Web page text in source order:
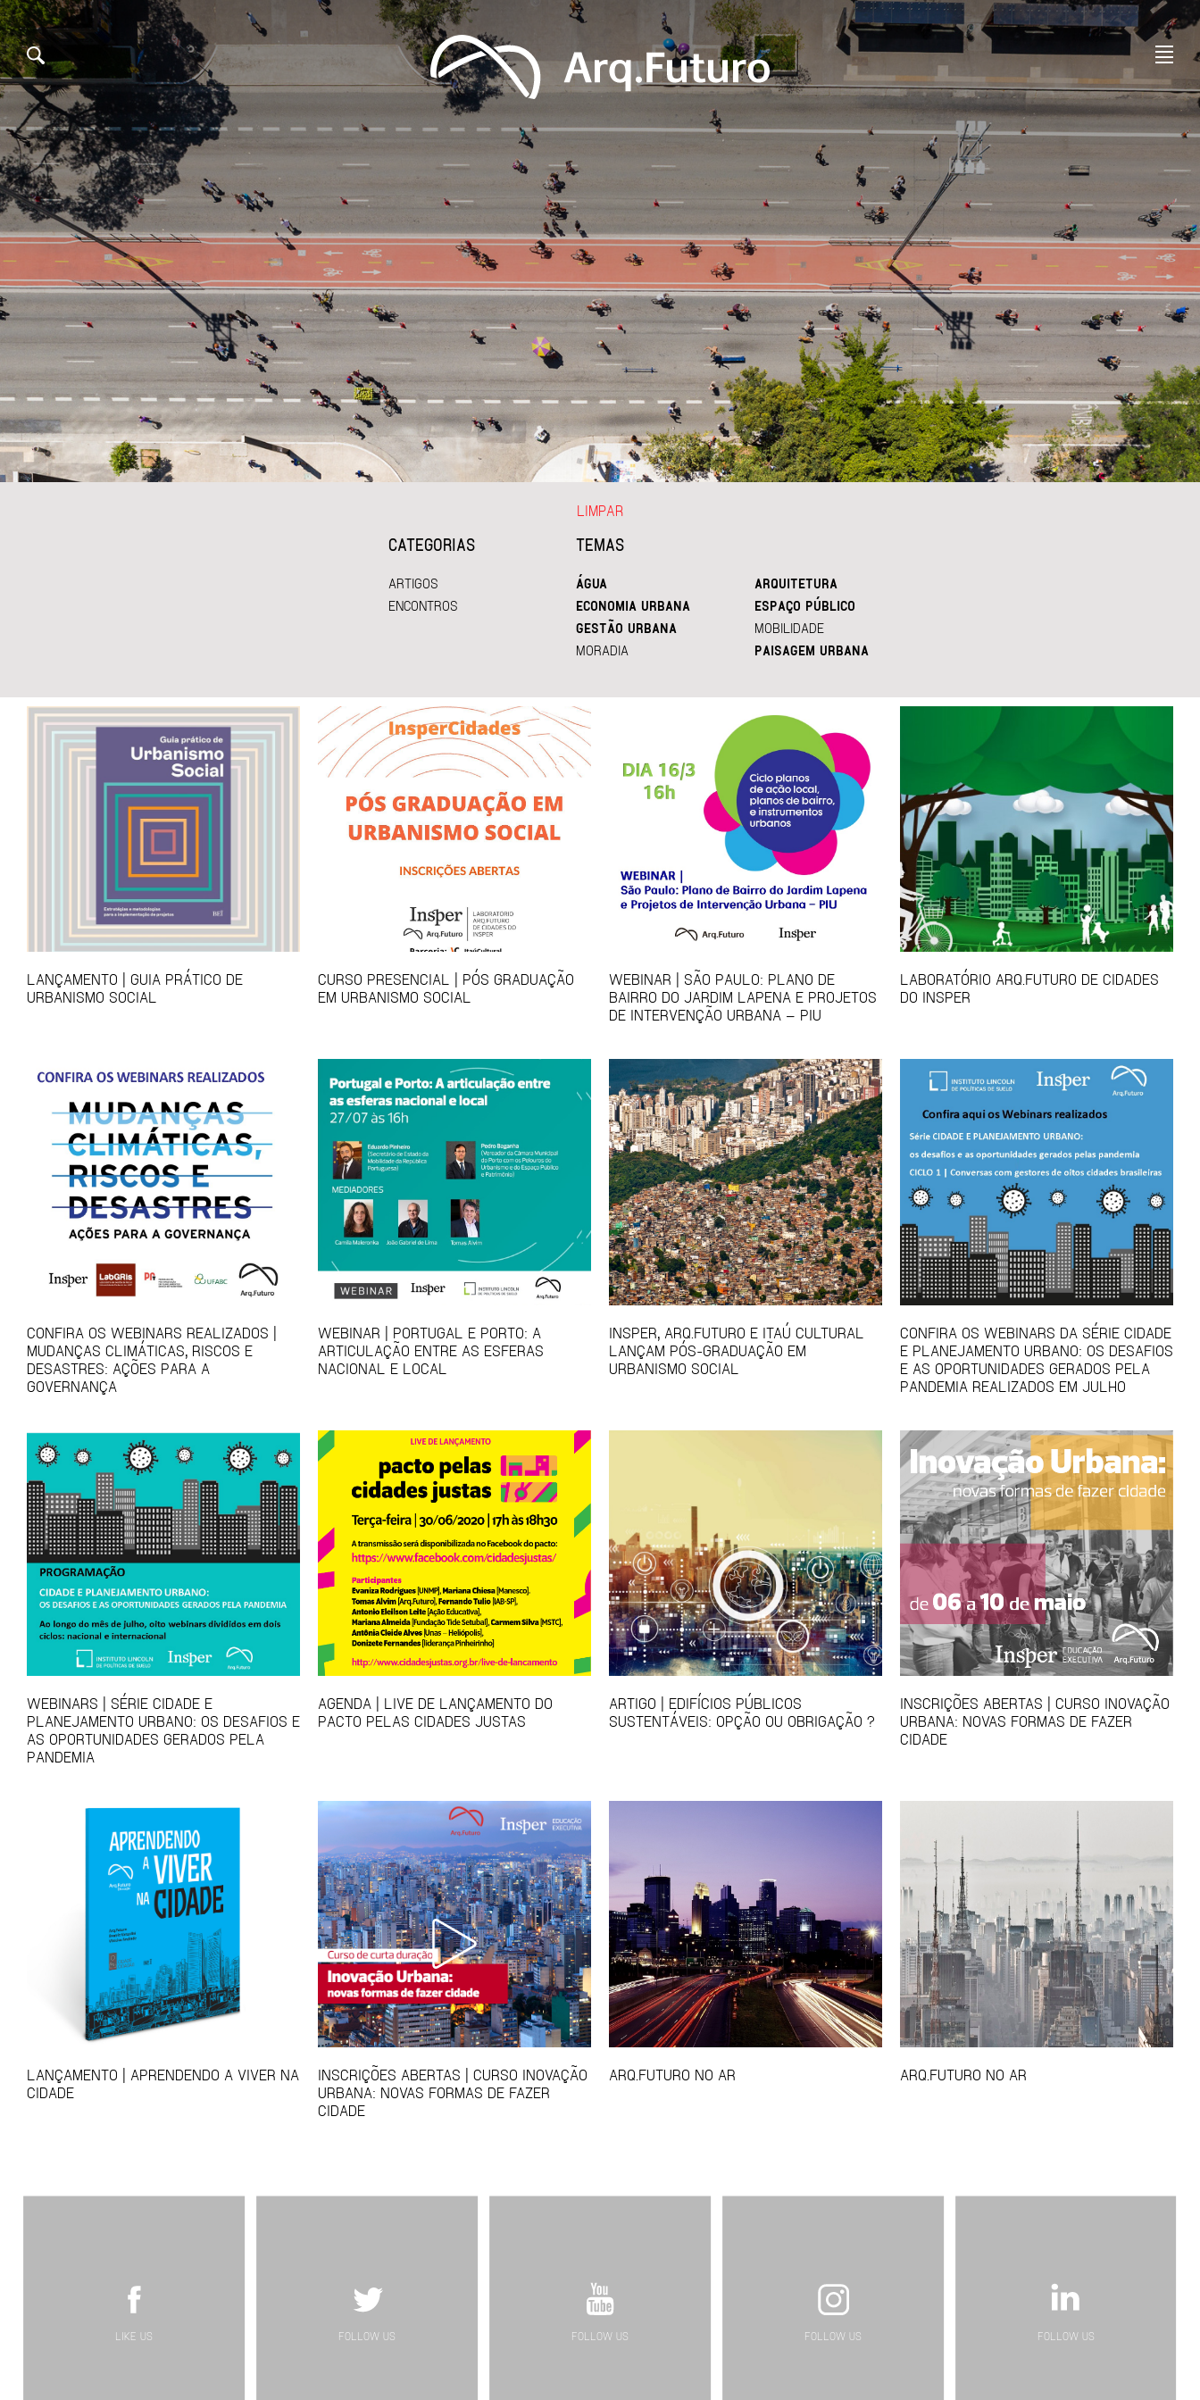
CATEGORIAS
ARTIGOS
ENCONTROS
TEMAS
ÁGUA
ARQUITETURA
ECONOMIA URBANA
ESPAÇO PÚBLICO
GESTÃO URBANA
MOBILIDADE
MORADIA
PAISAGEM URBANA
LIMPAR
LANÇAMENTO | GUIA PRÁTICO DE
URBANISMO SOCIAL
CURSO PRESENCIAL | PÓS GRADUAÇÃO
EM URBANISMO SOCIAL
WEBINAR | SÃO PAULO: PLANO DE
BAIRRO DO JARDIM LAPENA E PROJETOS
DE INTERVENÇÃO URBANA – PIU
LABORATÓRIO ARQ.FUTURO DE CIDADES
DO INSPER
CONFIRA OS WEBINARS REALIZADOS |
MUDANÇAS CLIMÁTICAS, RISCOS E
DESASTRES: AÇÕES PARA A
GOVERNANÇA
WEBINAR | PORTUGAL E PORTO: A
ARTICULAÇÃO ENTRE AS ESFERAS
NACIONAL E LOCAL
INSPER, ARQ.FUTURO E ITAÚ CULTURAL
LANÇAM PÓS-GRADUAÇÃO EM
URBANISMO SOCIAL
CONFIRA OS WEBINARS DA SÉRIE CIDADE
E PLANEJAMENTO URBANO: OS DESAFIOS
E AS OPORTUNIDADES GERADOS PELA
PANDEMIA REALIZADOS EM JULHO
WEBINARS | SÉRIE CIDADE E
PLANEJAMENTO URBANO: OS DESAFIOS E
AS OPORTUNIDADES GERADOS PELA
PANDEMIA
AGENDA | LIVE DE LANÇAMENTO DO
PACTO PELAS CIDADES JUSTAS
ARTIGO | EDIFÍCIOS PÚBLICOS
SUSTENTÁVEIS: OPÇÃO OU OBRIGAÇÃO ?
INSCRIÇÕES ABERTAS | CURSO INOVAÇÃO
URBANA: NOVAS FORMAS DE FAZER
CIDADE
LANÇAMENTO | APRENDENDO A VIVER NA
CIDADE
INSCRIÇÕES ABERTAS | CURSO INOVAÇÃO
URBANA: NOVAS FORMAS DE FAZER
CIDADE
ARQ.FUTURO NO AR ARQ.FUTURO NO AR
LIKE US FOLLOW US FOLLOW US FOLLOW US FOLLOW US